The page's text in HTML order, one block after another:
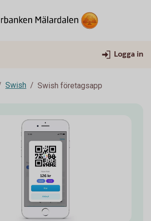
Logga in
Swish Swish företagsapp